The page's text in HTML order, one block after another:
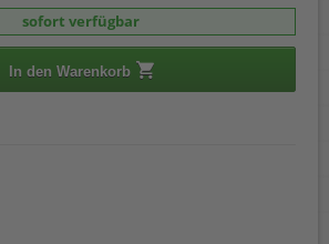
sofort verfügbar
In den Warenkorb